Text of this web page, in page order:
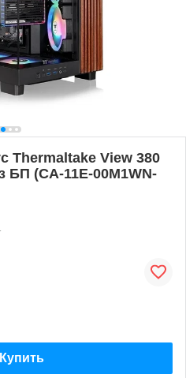
Thermaltake View 380
БП (CA-11E-00M1WN-
Купить